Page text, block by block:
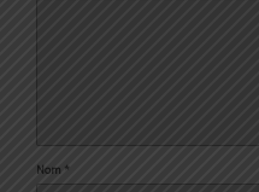
Nom *